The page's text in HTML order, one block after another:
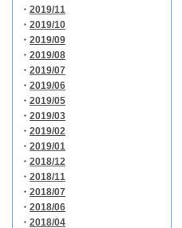
・ 2019/11
・ 2019/10
・ 2019/09
・ 2019/08
・ 2019/07
・ 2019/06
・ 2019/05
・ 2019/03
・ 2019/02
・ 2019/01
・ 2018/12
・ 2018/11
・ 2018/07
・ 2018/06
・ 2018/04